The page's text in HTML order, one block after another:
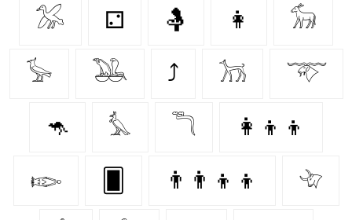
𓅮 ⚁ 🤱 👩‍ 𓃘
𓅚 𓅒 ⤴ 𓃡 𓄅
🦘 𓅘 𓆕 👩‍👦‍👦
𓆢 👨‍👨‍👦‍👦 𓄀